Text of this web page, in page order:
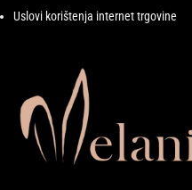
Uslovi korištenja internet trgovine